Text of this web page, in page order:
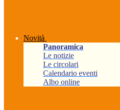
Novità
Panoramica
Le notizie
Le circolari
Calendario eventi
Albo online